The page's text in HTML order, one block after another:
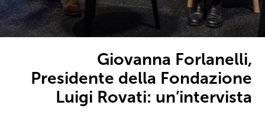
Giovanna Forlanelli,
Presidente della Fondazione
Luigi Rovati: un’intervista